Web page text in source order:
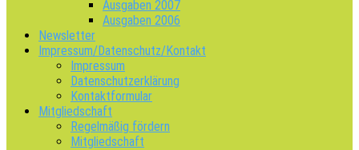
Ausgaben 2007
Ausgaben 2006
Newsletter
Impressum/Datenschutz/Kontakt
Impressum
Datenschutzerklärung
Kontaktformular
Mitgliedschaft
Regelmäßig fördern
Mitgliedschaft